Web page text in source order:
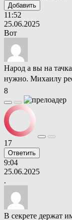
Добавить
11:52
25.06.2025
Вот
Народ а вы на
нужно. Михаилу
8
17
Ответить
9:04
25.06.2025
.
В секрете держат